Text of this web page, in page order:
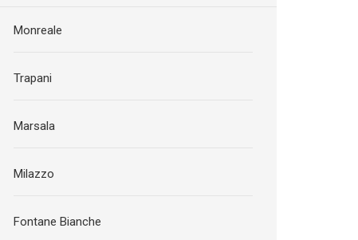
Monreale
Trapani
Marsala
Milazzo
Fontane Bianche